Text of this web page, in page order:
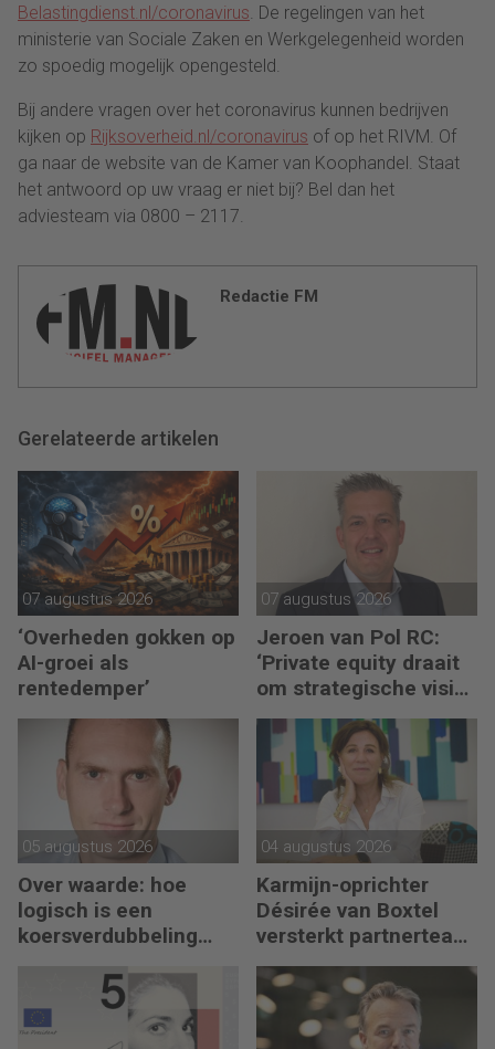
Belastingdienst.nl/coronavirus . De regelingen van het
ministerie van Sociale Zaken en Werkgelegenheid worden
zo spoedig mogelijk opengesteld.
Bij andere vragen over het coronavirus kunnen bedrijven
kijken op Rijksoverheid.nl/coronavirus of op het RIVM. Of
ga naar de website van de Kamer van Koophandel. Staat
het antwoord op uw vraag er niet bij? Bel dan het
adviesteam via 0800 – 2117.
Redactie FM
Gerelateerde artikelen
07 augustus 2026
‘Overheden gokken op
AI-groei als
rentedemper’
07 augustus 2026
Jeroen van Pol RC:
‘Private equity draait
om strategische visie
én operational
excellence’
05 augustus 2026
Over waarde: hoe
logisch is een
koersverdubbeling
04 augustus 2026
Karmijn-oprichter
Désirée van Boxtel
versterkt partnerteam
CFO Capabel